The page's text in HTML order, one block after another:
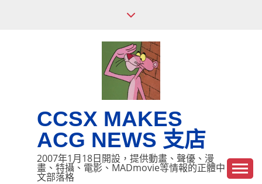
CCSX MAKES
ACG NEWS 支店
2007年1月18日開設，提供動畫、聲優、漫
畫、特攝、電影、MADmovie等情報的正體中
文部落格